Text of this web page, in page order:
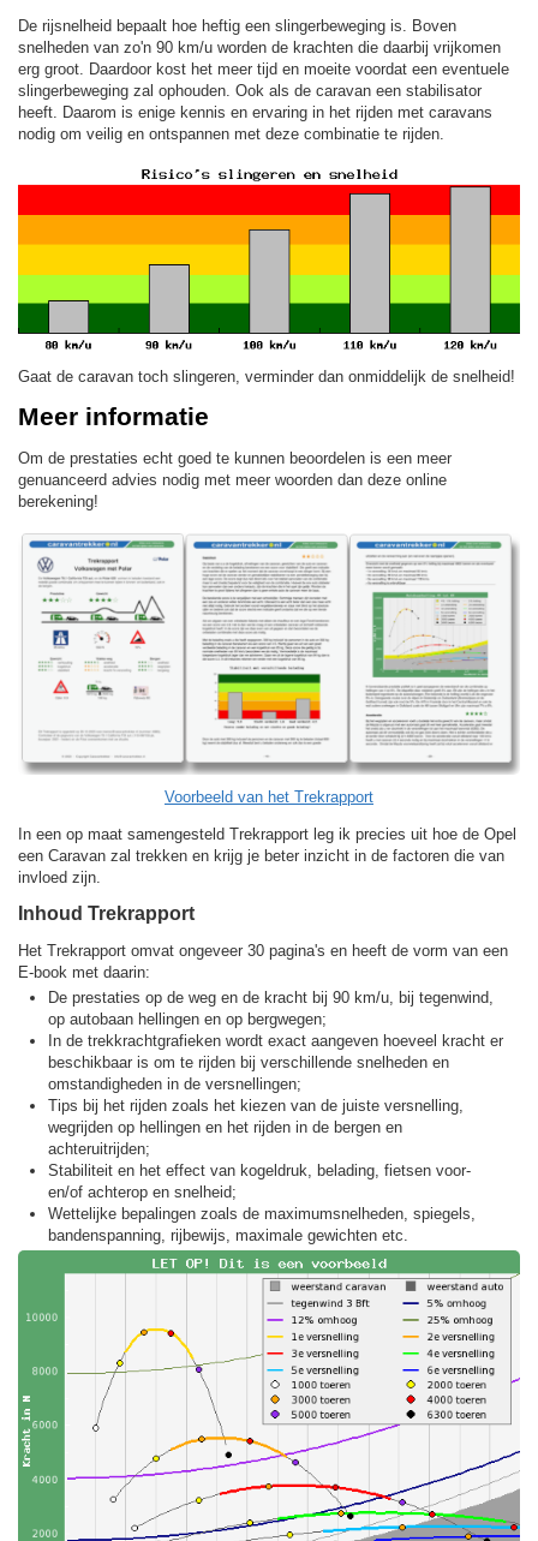
De rijsnelheid bepaalt hoe heftig een slingerbeweging is. Boven
snelheden van zo'n 90 km/u worden de krachten die daarbij vrijkomen
erg groot. Daardoor kost het meer tijd en moeite voordat een eventuele
slingerbeweging zal ophouden. Ook als de caravan een stabilisator
heeft. Daarom is enige kennis en ervaring in het rijden met caravans
nodig om veilig en ontspannen met deze combinatie te rijden.
Gaat de caravan toch slingeren, verminder dan onmiddelijk de snelheid!
Meer informatie
Om de prestaties echt goed te kunnen beoordelen is een meer
genuanceerd advies nodig met meer woorden dan deze online
berekening!
Voorbeeld van het Trekrapport
In een op maat samengesteld Trekrapport leg ik precies uit hoe de Opel
een Caravan zal trekken en krijg je beter inzicht in de factoren die van
invloed zijn.
Inhoud Trekrapport
Het Trekrapport omvat ongeveer 30 pagina's en heeft de vorm van een
E-book met daarin:
De prestaties op de weg en de kracht bij 90 km/u, bij tegenwind,
op autobaan hellingen en op bergwegen;
In de trekkracht­grafieken wordt exact aangeven hoeveel kracht er
beschikbaar is om te rijden bij verschillende snelheden en
omstandigheden in de versnellingen;
Tips bij het rijden zoals het kiezen van de juiste versnelling,
wegrijden op hellingen en het rijden in de bergen en
achteruitrijden;
Stabiliteit en het effect van kogeldruk, belading, fietsen voor-
en/of achterop en snelheid;
Wettelijke bepalingen zoals de maximumsnelheden, spiegels,
bandenspanning, rijbewijs, maximale gewichten etc.